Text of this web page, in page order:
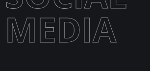
MEDIA